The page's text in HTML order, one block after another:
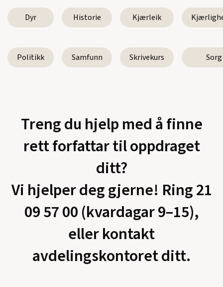
Dyr Historie Kjærleik
Politikk Samfunn Skrivekurs Sorg
Treng du hjelp med å finne
rett forfattar til oppdraget
ditt?
Vi hjelper deg gjerne! Ring 21
09 57 00 (kvardagar 9–15),
eller kontakt
avdelingskontoret ditt.